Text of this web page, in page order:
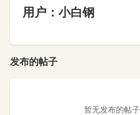
用户：小白钢
发布的帖子
暂无发布的帖子